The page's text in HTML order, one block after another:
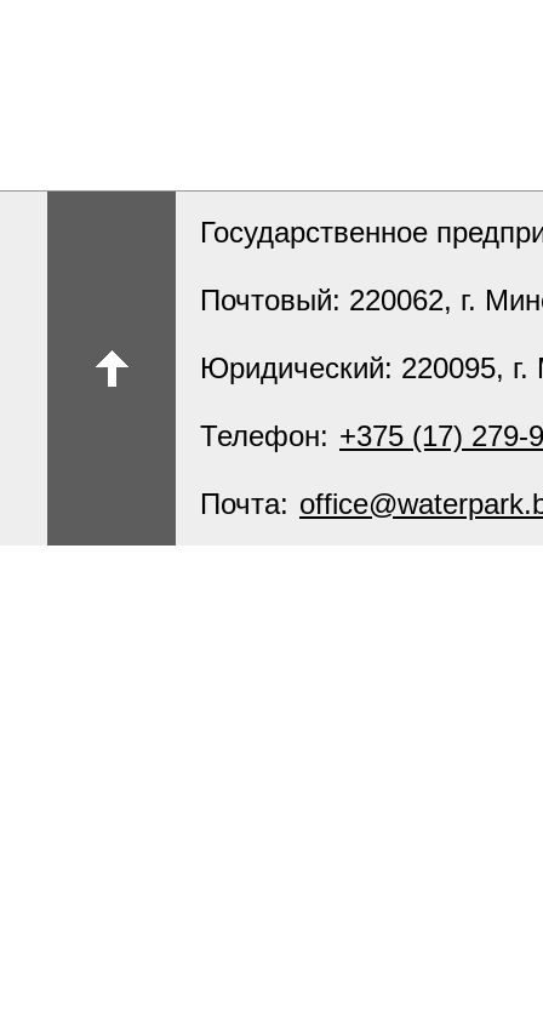
Государственное
Почтовый: 220062, г.
Юридический: 220095, г.
Телефон: +375 (17) 279-
Почта: